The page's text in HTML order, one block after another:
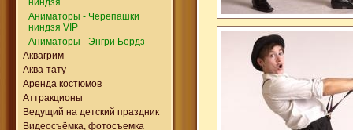
ниндзя
Аниматоры - Черепашки
ниндзя VIP
Аниматоры - Энгри Бердз
Аквагрим
Аква-тату
Аренда костюмов
Аттракционы
Ведущий на детский праздник
Видеосъёмка, фотосъемка